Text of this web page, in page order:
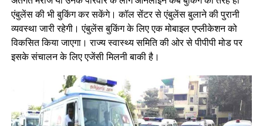
एंबुलेंस की भी बुकिंग कर सकेंगे। कॉल सेंटर से एंबुलेंस बुलाने की पुरानी
व्यवस्था जारी रहेगी। एंबुलेंस बुकिंग के लिए एक मोबाइल एप्लीकेशन को
विकसित किया जाएगा। राज्य स्वास्थ्य समिति की ओर से पीपीपी मोड पर
इसके संचालन के लिए एजेंसी मिलनी बाकी है।